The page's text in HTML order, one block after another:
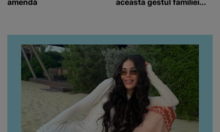
amendă
aceasta gestul familiei
noastră! Fostei
prezentatoare nici că-i
vine să creadă că s-a
ajuns până aici, dar e
adevărat, au făcut-o și pe
asta! Și ce a ieșit la iveală
ar fi prea mult pentru
oricine: "Cu… mine, fata
româncă...”